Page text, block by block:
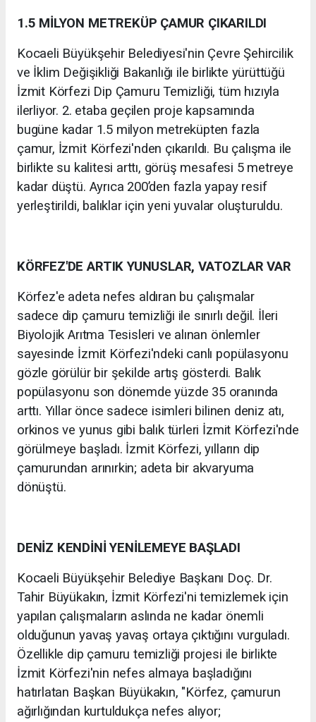
1.5 MİLYON METREKÜP ÇAMUR ÇIKARILDI
Kocaeli Büyükşehir Belediyesi'nin Çevre Şehircilik
ve İklim Değişikliği Bakanlığı ile birlikte yürüttüğü
İzmit Körfezi Dip Çamuru Temizliği, tüm hızıyla
ilerliyor. 2. etaba geçilen proje kapsamında
bugüne kadar 1.5 milyon metreküpten fazla
çamur, İzmit Körfezi'nden çıkarıldı. Bu çalışma ile
birlikte su kalitesi arttı, görüş mesafesi 5 metreye
kadar düştü. Ayrıca 200’den fazla yapay resif
yerleştirildi, balıklar için yeni yuvalar oluşturuldu.
KÖRFEZ'DE ARTIK YUNUSLAR, VATOZLAR VAR
Körfez'e adeta nefes aldıran bu çalışmalar
sadece dip çamuru temizliği ile sınırlı değil. İleri
Biyolojik Arıtma Tesisleri ve alınan önlemler
sayesinde İzmit Körfezi'ndeki canlı popülasyonu
gözle görülür bir şekilde artış gösterdi. Balık
popülasyonu son dönemde yüzde 35 oranında
arttı. Yıllar önce sadece isimleri bilinen deniz atı,
orkinos ve yunus gibi balık türleri İzmit Körfezi'nde
görülmeye başladı. İzmit Körfezi, yılların dip
çamurundan arınırkin; adeta bir akvaryuma
dönüştü.
DENİZ KENDİNİ YENİLEMEYE BAŞLADI
Kocaeli Büyükşehir Belediye Başkanı Doç. Dr.
Tahir Büyükakın, İzmit Körfezi'ni temizlemek için
yapılan çalışmaların aslında ne kadar önemli
olduğunun yavaş yavaş ortaya çıktığını vurguladı.
Özellikle dip çamuru temizliği projesi ile birlikte
İzmit Körfezi'nin nefes almaya başladığını
hatırlatan Başkan Büyükakın, "Körfez, çamurun
ağırlığından kurtuldukça nefes alıyor;